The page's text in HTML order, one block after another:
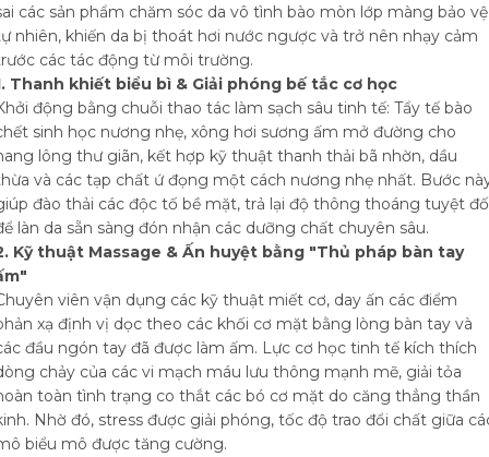
các sản phẩm chăm sóc da vô tình bào mòn lớp màng bảo vệ
nhiên, khiến da bị thoát hơi nước ngược và trở nên nhạy cảm
các tác động từ môi trường.
Thanh khiết biểu bì & Giải phóng bế tắc cơ học
động bằng chuỗi thao tác làm sạch sâu tinh tế: Tẩy tế bào
sinh học nương nhẹ, xông hơi sương ấm mở đường cho
lông thư giãn, kết hợp kỹ thuật thanh thải bã nhờn, dầu
và các tạp chất ứ đọng một cách nương nhẹ nhất. Bước
đào thải các độc tố bề mặt, trả lại độ thông thoáng tuyệt
làn da sẵn sàng đón nhận các dưỡng chất chuyên sâu.
Kỹ thuật Massage & Ấn huyệt bằng "Thủ pháp bàn tay
viên vận dụng các kỹ thuật miết cơ, day ấn các điểm
xạ định vị dọc theo các khối cơ mặt bằng lòng bàn tay và
đầu ngón tay đã được làm ấm. Lực cơ học tinh tế kích thích
chảy của các vi mạch máu lưu thông mạnh mẽ, giải tỏa
toàn tình trạng co thắt các bó cơ mặt do căng thẳng thần
Nhờ đó, stress được giải phóng, tốc độ trao đổi chất giữa
biểu mô được tăng cường.